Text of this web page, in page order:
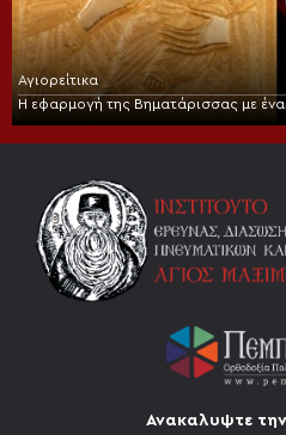
Αγιορείτικα
Η εφαρμογή της Βηματάρισσας με ένα
Ανακαλυψτε